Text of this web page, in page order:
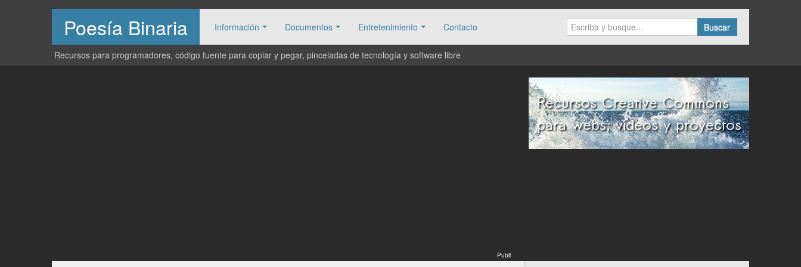
Poesía Binaria Información Documentos Entretenimiento Contacto Buscar
Recursos para programadores, código fuente para copiar y pegar, pinceladas de tecnología y software libre
Publi